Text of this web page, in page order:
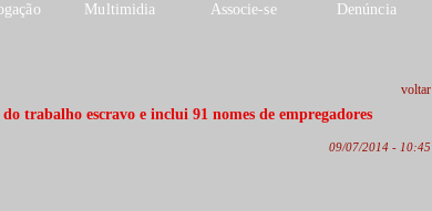
Multimidia Associe-se Denúncia
voltar
trabalho escravo e inclui 91 nomes de empregadores
09/07/2014 - 10:45